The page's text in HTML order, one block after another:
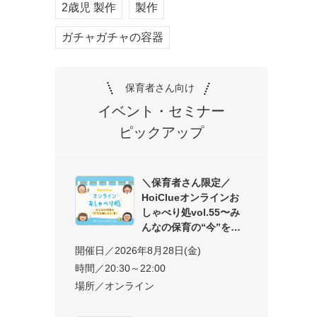
2歳児 製作 製作
ガチャガチャの容器
保育者さん向け
イベント・セミナー
ピックアップ
＼保育者さん限定／
HoiClueオンラインお
しゃべり処vol.55〜み
んなの保育の“今”を交
開催日／2026年8月28日(金)
時間／20:30～22:00
場所／オンライン